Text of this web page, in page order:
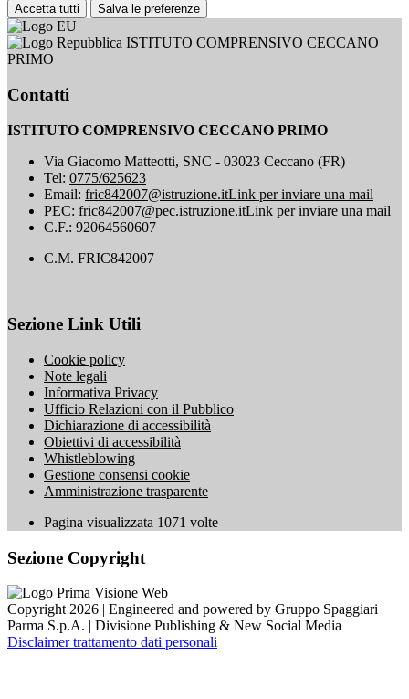
Accetta tutti Salva le preferenze
ISTITUTO COMPRENSIVO CECCANO
PRIMO
Contatti
ISTITUTO COMPRENSIVO CECCANO PRIMO
Via Giacomo Matteotti, SNC - 03023 Ceccano (FR)
Tel: 0775/625623
Email: fric842007@istruzione.itLink per inviare una mail
PEC: fric842007@pec.istruzione.itLink per inviare una mail
C.F.: 92064560607
C.M. FRIC842007
Sezione Link Utili
Cookie policy
Note legali
Informativa Privacy
Ufficio Relazioni con il Pubblico
Dichiarazione di accessibilità
Obiettivi di accessibilità
Whistleblowing
Gestione consensi cookie
Amministrazione trasparente
Pagina visualizzata 1071 volte
Sezione Copyright
Copyright 2026 | Engineered and powered by Gruppo Spaggiari
Parma S.p.A. | Divisione Publishing & New Social Media
Disclaimer trattamento dati personali